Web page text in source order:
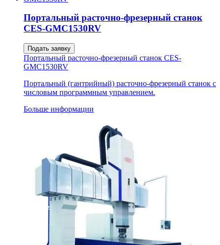
Портальный расточно-фрезерный станок
CES-GMC1530RV
Подать заявку
Портальный расточно-фрезерный станок CES-
GMC1530RV
Портальный (гантрийный) расточно-фрезерный станок с
числовым программным управлением.
Больше информации